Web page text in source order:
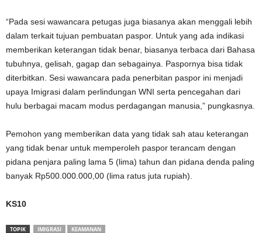
“Pada sesi wawancara petugas juga biasanya akan menggali lebih
dalam terkait tujuan pembuatan paspor. Untuk yang ada indikasi
memberikan keterangan tidak benar, biasanya terbaca dari Bahasa
tubuhnya, gelisah, gagap dan sebagainya. Paspornya bisa tidak
diterbitkan. Sesi wawancara pada penerbitan paspor ini menjadi
upaya Imigrasi dalam perlindungan WNI serta pencegahan dari
hulu berbagai macam modus perdagangan manusia,” pungkasnya.
Pemohon yang memberikan data yang tidak sah atau keterangan
yang tidak benar untuk memperoleh paspor terancam dengan
pidana penjara paling lama 5 (lima) tahun dan pidana denda paling
banyak Rp500.000.000,00 (lima ratus juta rupiah).
KS10
TOPIK IMIGRASI KEAMANAN